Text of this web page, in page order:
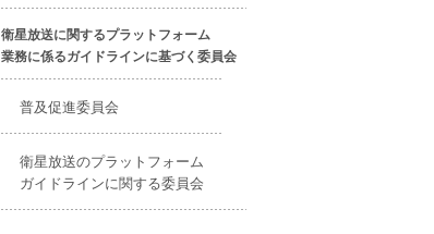
衛星放送に関するプラットフォーム
業務に係るガイドラインに基づく委員会
普及促進委員会
衛星放送のプラットフォーム
ガイドラインに関する委員会